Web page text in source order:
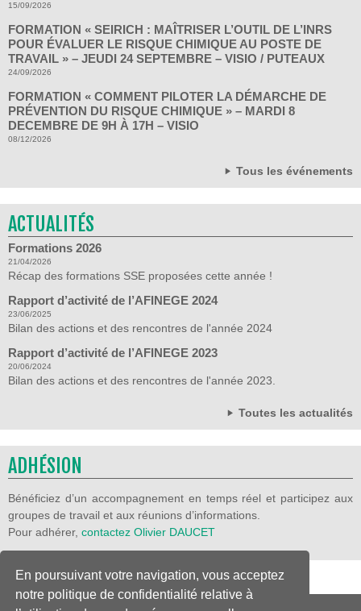
En poursuivant votre navigation, vous acceptez
notre politique de confidentialité relative à
15/09/2026
FORMATION « SEIRICH : MAÎTRISER L’OUTIL DE L’INRS
POUR ÉVALUER LE RISQUE CHIMIQUE AU POSTE DE
TRAVAIL » – JEUDI 24 SEPTEMBRE – VISIO / PUTEAUX
24/09/2026
FORMATION « COMMENT PILOTER LA DÉMARCHE DE
PRÉVENTION DU RISQUE CHIMIQUE » – MARDI 8
DECEMBRE DE 9H À 17H – VISIO
08/12/2026
Tous les événements
ACTUALITÉS
Formations 2026
21/04/2026
Récap des formations SSE proposées cette année !
Rapport d’activité de l’AFINEGE 2024
23/06/2025
Bilan des actions et des rencontres de l'année 2024
Rapport d’activité de l’AFINEGE 2023
20/06/2024
Bilan des actions et des rencontres de l'année 2023.
Toutes les actualités
ADHÉSION
Bénéficiez d’un accompagnement en temps réel et participez aux
groupes de travail et aux réunions d’informations.
Pour adhérer, contactez Olivier DAUCET